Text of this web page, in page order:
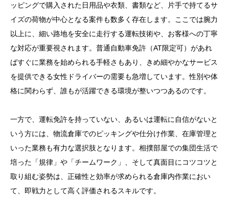
ッピングで購入された日用品や衣類、書類など、片手で持てるサ
イズの荷物が中心となる案件も数多く存在します。ここでは腕力
以上に、細い路地を安全に走行する運転技術や、お客様への丁寧
な対応が重要視されます。普通自動車免許（AT限定可）があれ
ばすぐに業務を始められる手軽さもあり、きめ細やかなサービス
を提供できる女性ドライバーの需要も急増しています。性別や体
格に関わらず、誰もが活躍できる環境が整いつつあるのです。
一方で、運転免許を持っていない、あるいは運転に自信がないと
いう方には、物流倉庫でのピッキングや仕分け作業、在庫管理と
いった業務も有力な選択肢となります。相撲部屋での集団生活で
培った「規律」や「チームワーク」、そして真面目にコツコツと
取り組む姿勢は、正確性と効率が求められる倉庫内作業におい
て、即戦力として高く評価されるスキルです。